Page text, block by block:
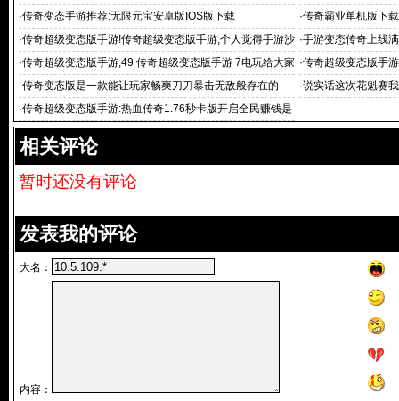
传奇 超级
·传奇变态手游推荐:无限元宝安卓版IOS版下载 ·传奇霸业单机版下
版下载
·传奇超级变态版手游!传奇超级变态版手游,个人觉得手游沙
巴克
·手游变态传奇上线
·传奇超级变态版手游,49 传奇超级变态版手游 7电玩给大家
带
·传奇超级变态版手
机
·传奇变态版是一款能让玩家畅爽刀刀暴击无敌般存在的 ·说实话这次花魁赛
·传奇超级变态版手游:热血传奇1.76秒卡版开启全民赚钱是
怎么赚的
相关评论
暂时还没有评论
发表我的评论
大名：
内容：